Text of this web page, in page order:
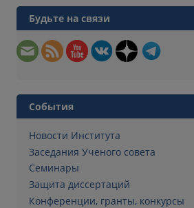
Будьте на связи
События
Новости Института
Заседания Ученого совета
Семинары
Защита диссертаций
Конференции, гранты, конкурсы